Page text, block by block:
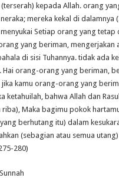
kepada Allah. orang
mereka kekal di dalamnya
Setiap orang yang tetap
yang beriman, mengerjakan
di sisi Tuhannya. tidak ada
orang-orang yang beriman,
kamu orang-orang yang
ketahuilah, bahwa Allah dan
Maka bagimu pokok
berhutang itu) dalam
(sebagian atau semua
280)